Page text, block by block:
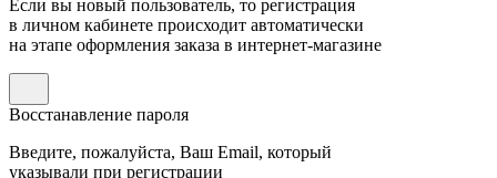
Если вы новый пользователь, то регистрация
в личном кабинете происходит автоматически
на этапе оформления заказа в интернет-магазине
Восстанавление пароля
Введите, пожалуйста, Ваш Email, который
указывали при регистрации